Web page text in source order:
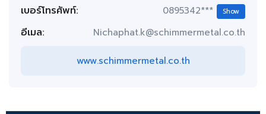
เบอร์โทรศัพท์: 0895342*** Show
อีเมล: Nichaphat.k@schimmermetal.co.th
www.schimmermetal.co.th